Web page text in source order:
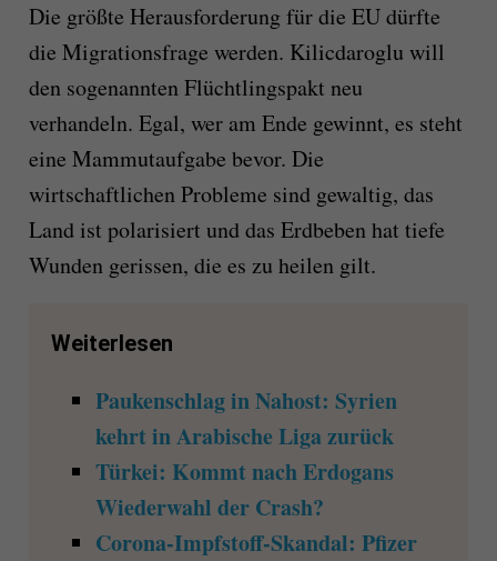
Die größte Herausforderung für die EU dürfte
die Migrationsfrage werden. Kilicdaroglu will
den sogenannten Flüchtlingspakt neu
verhandeln. Egal, wer am Ende gewinnt, es steht
eine Mammutaufgabe bevor. Die
wirtschaftlichen Probleme sind gewaltig, das
Land ist polarisiert und das Erdbeben hat tiefe
Wunden gerissen, die es zu heilen gilt.
Weiterlesen
Paukenschlag in Nahost: Syrien
kehrt in Arabische Liga zurück
Türkei: Kommt nach Erdogans
Wiederwahl der Crash?
Corona-Impfstoff-Skandal: Pfizer